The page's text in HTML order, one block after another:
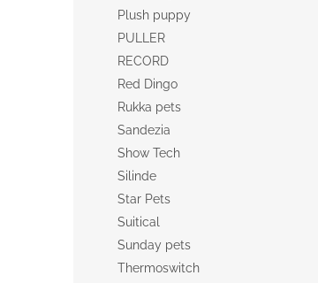
Plush puppy
PULLER
RECORD
Red Dingo
Rukka pets
Sandezia
Show Tech
Silinde
Star Pets
Suitical
Sunday pets
Thermoswitch